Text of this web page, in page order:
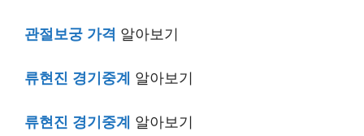
관절보궁 가격 알아보기
류현진 경기중계 알아보기
류현진 경기중계 알아보기